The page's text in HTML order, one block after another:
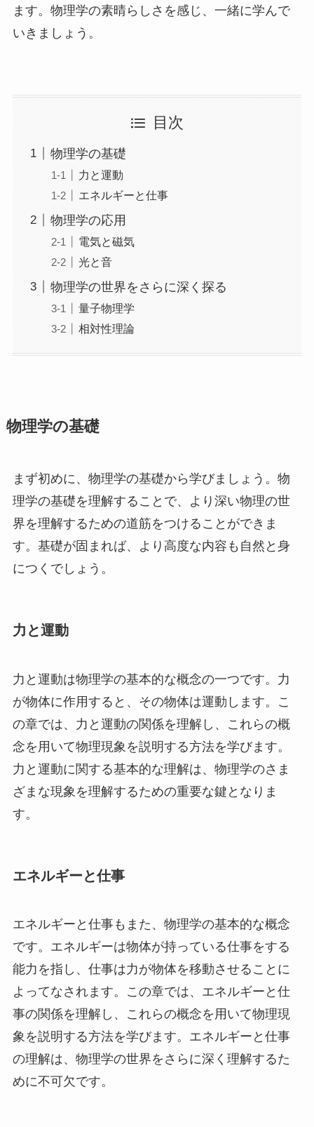
ます。物理学の素晴らしさを感じ、一緒に学んで
いきましょう。
目次
物理学の基礎
力と運動
エネルギーと仕事
物理学の応用
電気と磁気
光と音
物理学の世界をさらに深く探る
量子物理学
相対性理論
物理学の基礎
まず初めに、物理学の基礎から学びましょう。物
理学の基礎を理解することで、より深い物理の世
界を理解するための道筋をつけることができま
す。基礎が固まれば、より高度な内容も自然と身
につくでしょう。
力と運動
力と運動は物理学の基本的な概念の一つです。力
が物体に作用すると、その物体は運動します。こ
の章では、力と運動の関係を理解し、これらの概
念を用いて物理現象を説明する方法を学びます。
力と運動に関する基本的な理解は、物理学のさま
ざまな現象を理解するための重要な鍵となりま
す。
エネルギーと仕事
エネルギーと仕事もまた、物理学の基本的な概念
です。エネルギーは物体が持っている仕事をする
能力を指し、仕事は力が物体を移動させることに
よってなされます。この章では、エネルギーと仕
事の関係を理解し、これらの概念を用いて物理現
象を説明する方法を学びます。エネルギーと仕事
の理解は、物理学の世界をさらに深く理解するた
めに不可欠です。